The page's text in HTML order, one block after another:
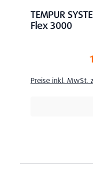
TEMPUR
Flex 3000
Verkaufspreis:
Preise inkl. MwSt.